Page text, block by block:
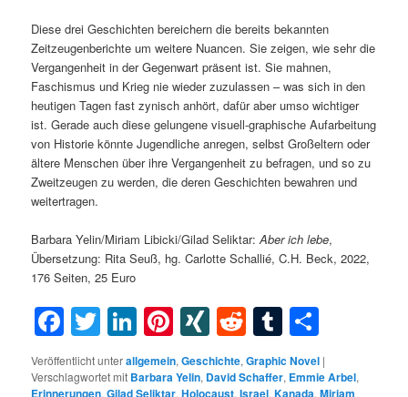
Diese drei Geschichten bereichern die bereits bekannten
Zeitzeugenberichte um weitere Nuancen. Sie zeigen, wie sehr die
Vergangenheit in der Gegenwart präsent ist. Sie mahnen,
Faschismus und Krieg nie wieder zuzulassen – was sich in den
heutigen Tagen fast zynisch anhört, dafür aber umso wichtiger
ist. Gerade auch diese gelungene visuell-graphische Aufarbeitung
von Historie könnte Jugendliche anregen, selbst Großeltern oder
ältere Menschen über ihre Vergangenheit zu befragen, und so zu
Zweitzeugen zu werden, die deren Geschichten bewahren und
weitertragen.
Barbara Yelin/Miriam Libicki/Gilad Seliktar:Aber ich lebe,
Übersetzung: Rita Seuß, hg. Carlotte Schallié, C.H. Beck, 2022,
176 Seiten, 25 Euro
Facebook
Twitter
LinkedIn
Pinterest
XINGRedditTumblr
Veröffentlicht unterallgemein,Geschichte,Graphic Novel |
Verschlagwortet mit Barbara Yelin, David Schaffer, Emmie Arbel,
Erinnerungen,Gilad Seliktar,Holocaust,Israel,Kanada,Miriam